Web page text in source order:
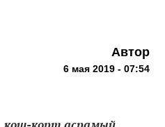
Автор
6 мая 2019 - 07:54